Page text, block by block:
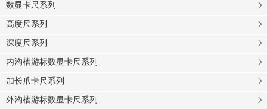
数显卡尺系列
高度尺系列
深度尺系列
内沟槽游标数显卡尺系列
加长爪卡尺系列
外沟槽游标数显卡尺系列